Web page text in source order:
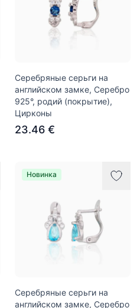
Серебряные серьги на
английском замке, Серебро
925°, родий (покрытие),
Цирконы
23.46 €
Новинка
Серебряные серьги на
английском замке, Серебро